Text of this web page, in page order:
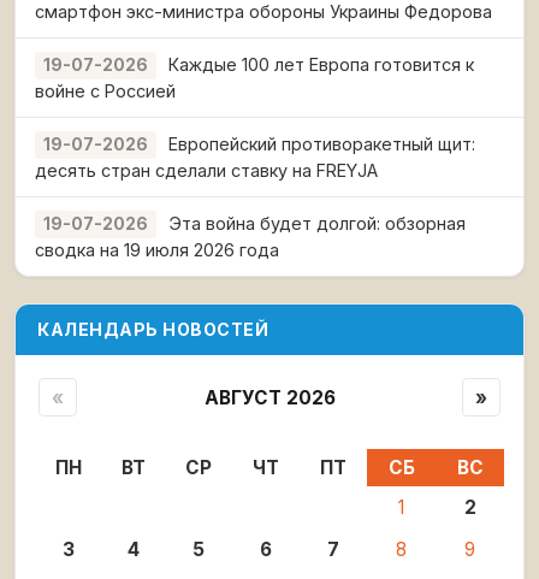
смартфон экс-министра обороны Украины Федорова
19-07-2026
Каждые 100 лет Европа готовится к
войне с Россией
19-07-2026
Европейский противоракетный щит:
десять стран сделали ставку на FREYJA
19-07-2026
Эта война будет долгой: обзорная
сводка на 19 июля 2026 года
КАЛЕНДАРЬ НОВОСТЕЙ
« АВГУСТ 2026 »
ПН ВТ СР ЧТ ПТ СБ
ВС
1
2
3
4 5 6 7 8
9